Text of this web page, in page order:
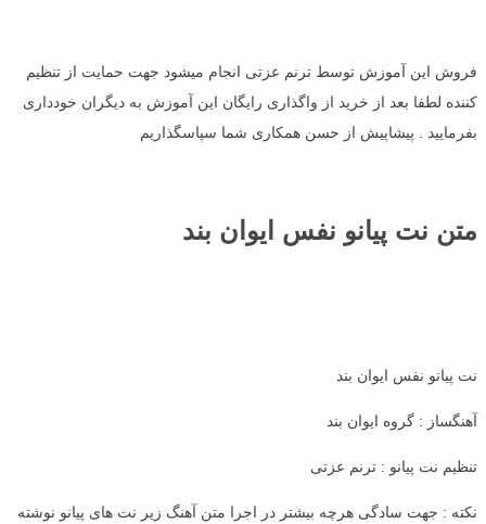
فروش این آموزش توسط ترنم عزتی انجام میشود جهت حمایت از تنظیم
کننده لطفا بعد از خرید از واگذاری رایگان این آموزش به دیگران خودداری
بفرمایید . پیشاپیش از حسن همکاری شما سپاسگذاریم
متن نت پیانو نفس ایوان بند
نت پیانو نفس ایوان بند
آهنگساز : گروه ایوان بند
تنظیم نت پیانو : ترنم عزتی
نکته : جهت سادگی هرچه بیشتر در اجرا متن آهنگ زیر نت های پیانو نوشته